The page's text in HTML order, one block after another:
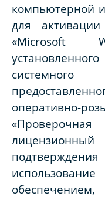
компьютерной
для
«Microsoft
оперативно-
обеспечением,